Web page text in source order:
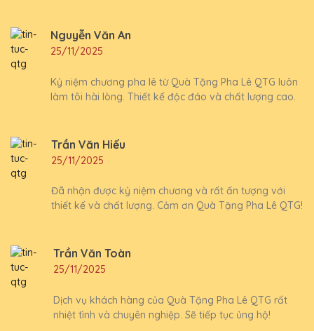
Nguyễn Văn An
25/11/2025
Kỷ niệm chương pha lê từ Quà Tặng Pha Lê QTG luôn
làm tôi hài lòng. Thiết kế độc đáo và chất lượng cao.
Trần Văn Hiếu
25/11/2025
Đã nhận được kỷ niệm chương và rất ấn tượng với
thiết kế và chất lượng. Cảm ơn Quà Tặng Pha Lê QTG!
Trần Văn Toàn
25/11/2025
Dịch vụ khách hàng của Quà Tặng Pha Lê QTG rất
nhiệt tình và chuyên nghiệp. Sẽ tiếp tục ủng hộ!